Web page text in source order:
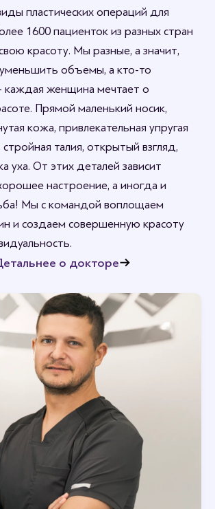
пластических операций для
1600 пациенток из разных стран
красоту. Мы разные, а значит,
объемы, а кто-то
каждая женщина мечтает о
Прямой маленький носик,
кожа, привлекательная упругая
талия, открытый взгляд,
уха. От этих деталей зависит
настроение, а иногда и
Мы с командой воплощаем
и создаем совершенную красоту
о докторе